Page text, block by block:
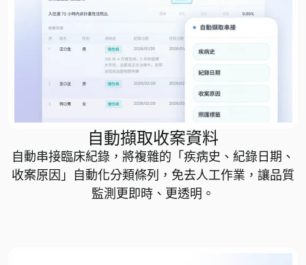
自動擷取收案資料
自動串接臨床紀錄，將複雜的「疾病史、紀錄日期、
收案原因」自動化分類條列，免去人工作業，讓品質
監測更即時、更透明。